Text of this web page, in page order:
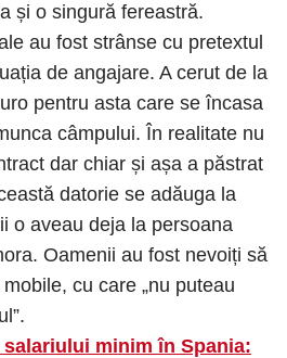
și o singură fereastră.
au fost strânse cu pretextul
de angajare. A cerut de la
pentru asta care se încasa
câmpului. În realitate nu
dar chiar și așa a păstrat
datorie se adăuga la
o aveau deja la persoana
Oamenii au fost nevoiți să
cu care „nu puteau
salariului minim în Spania: